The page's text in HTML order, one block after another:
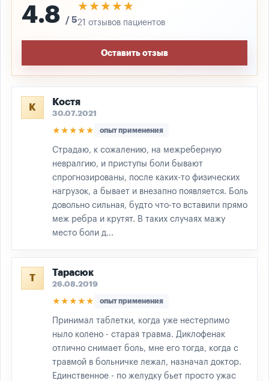
4.8 / 5
★★★★★
★★★★★
21 отзывов пациентов
Оставить отзыв
К
Костя
30.07.2021
★★★★★ опыт применения
Страдаю, к сожалению, на межреберную
невралгию, и приступы боли бывают
спрогнозированы, после каких-то физических
нагрузок, а бывает и внезапно появляется. Боль
довольно сильная, будто что-то вставили прямо
меж ребра и крутят. В таких случаях мажу
место боли д...
Т
Тарасюк
26.08.2019
★★★★★ опыт применения
Принимал таблетки, когда уже нестерпимо
ныло колено - старая травма. Диклофенак
отлично снимает боль, мне его тогда, когда с
травмой в больничке лежал, назначал доктор.
Единственное - по желудку бьет просто ужас